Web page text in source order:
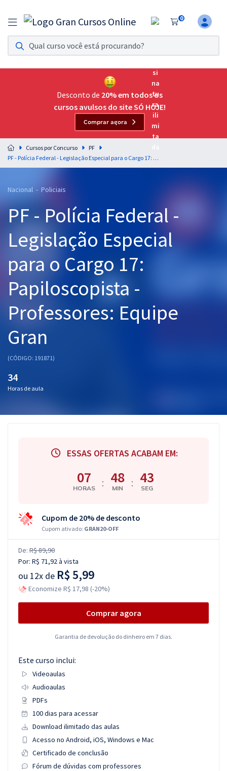
0
Assinatura Ilimitada 11
Acesso a todos os cursos. Teste grátis por 7 dias!
Assinatura OAB Até Passar
Acesso ilimitado a toda preparação para o Exame da
Residências Multiprofissionais
Preparação completa e intensiva para as principais
residências em saúde do Brasil
Cursos 20% OFF
Pós
OAB
Mentorias
Questões grátis
Aprovados
Desconto de 20% em todos os
cursos avulsos do site SÓ HOJE!
Comprar agora
Cursos por Concurso
PF
PF - Polícia Federal - Legislação Especial para o Cargo 17: Papiloscopista - Professores: Equipe Gran
Nacional - Policiais
PF - Polícia Federal -
Legislação Especial
para o Cargo 17:
Papiloscopista -
Professores: Equipe
Gran
(CÓDIGO: 191871)
34
Horas de aula
ESSAS OFERTAS ACABAM EM:
07
HORAS : 48
MIN : 42
SEG
Cupom de 20% de desconto
Cupom ativado: GRAN20-OFF
De: R$ 89,90
Por: R$ 71,92à vista
ou 12x de R$ 5,99
Economize R$ 17,98 (-20%)
Comprar agora
Garantia de devolução do dinheiro em 7 dias.
Este curso inclui:
Videoaulas
Audioaulas
PDFs
100 dias para acessar
Download ilimitado das aulas
Acesso no Android, iOS, Windows e Mac
Certificado de conclusão
Fórum de dúvidas com professores